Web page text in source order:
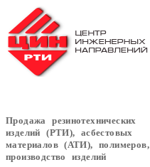
Продажа резинотехнических
изделий (РТИ), асбестовых
материалов (АТИ), полимеров,
производство изделий